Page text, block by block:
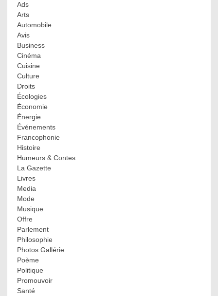
Ads
Arts
Automobile
Avis
Business
Cinéma
Cuisine
Culture
Droits
Écologies
Économie
Énergie
Événements
Francophonie
Histoire
Humeurs & Contes
La Gazette
Livres
Media
Mode
Musique
Offre
Parlement
Philosophie
Photos Gallérie
Poème
Politique
Promouvoir
Santé